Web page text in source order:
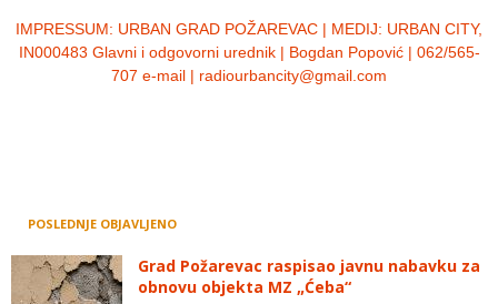
IMPRESSUM: URBAN GRAD POŽAREVAC | MEDIJ: URBAN CITY,
IN000483 Glavni i odgovorni urednik | Bogdan Popović | 062/565-
707 e-mail | radiourbancity@gmail.com
POSLEDNJE OBJAVLJENO
Grad Požarevac raspisao javnu nabavku za
obnovu objekta MZ „Ćeba“